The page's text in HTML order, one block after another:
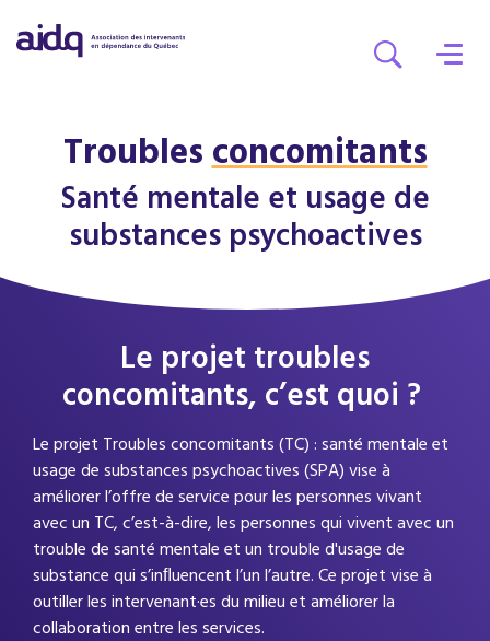
Troublesconcomitants
Santé mentale et usage de
substances psychoactives
Le projet troubles
concomitants, c’est quoi ?
Le projet Troubles concomitants (TC) : santé mentale et
usage de substances psychoactives (SPA) vise à
améliorer l’offre de service pour les personnes vivant
avec un TC, c’est-à-dire, les personnes qui vivent avec un
trouble de santé mentale et un trouble d'usage de
substance qui s’inﬂuencent l’un l’autre. Ce projet vise à
outiller les intervenant·es du milieu et améliorer la
collaboration entre les services.